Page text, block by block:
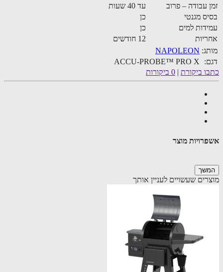
עבודה – פרוב
מגנטי
למים
NAPOLEON
ACCU-PROBE™ PRO X
ביקורת|0 ביקורות
מוצר
שעשויים לעניין אותך